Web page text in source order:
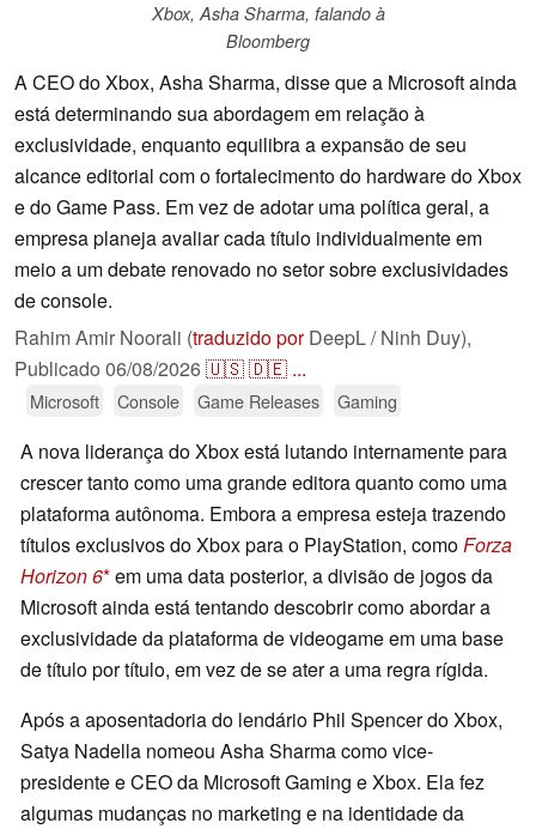
Xbox, Asha Sharma, falando à
Bloomberg
A CEO do Xbox, Asha Sharma, disse que a Microsoft ainda
está determinando sua abordagem em relação à
exclusividade, enquanto equilibra a expansão de seu
alcance editorial com o fortalecimento do hardware do Xbox
e do Game Pass. Em vez de adotar uma política geral, a
empresa planeja avaliar cada título individualmente em
meio a um debate renovado no setor sobre exclusividades
de console.
Rahim Amir Noorali (traduzido porDeepL / Ninh Duy),
Publicado 06/08/2026🇺🇸🇩🇪 ...
Microsoft Console Game Releases Gaming
A nova liderança do Xbox está lutando internamente para
crescer tanto como uma grande editora quanto como uma
plataforma autônoma. Embora a empresa esteja trazendo
títulos exclusivos do Xbox para o PlayStation, comoForza
Horizon 6 em uma data posterior, a divisão de jogos da
Microsoft ainda está tentando descobrir como abordar a
exclusividade da plataforma de videogame em uma base
de título por título, em vez de se ater a uma regra rígida.
Após a aposentadoria do lendário Phil Spencer do Xbox,
Satya Nadella nomeou Asha Sharma como vice-
presidente e CEO da Microsoft Gaming e Xbox. Ela fez
algumas mudanças no marketing e na identidade da